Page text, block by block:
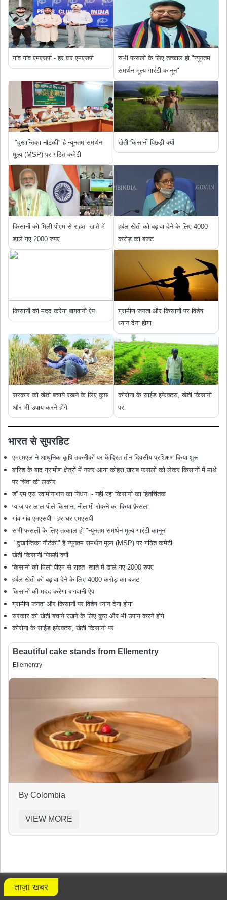
गांव गांव एमएसपी - हर घर एमएसपी
सभी फसलों के लिए तत्काल हो "न्यूनतम
समर्थन मूल्य गारंटी कानून"
"दुखान्तिका नौटंकी" है न्यूनतम समर्थन
मूल्य (MSP) पर गठित कमेटी
खेती किसानी पिछड़ी क्यों
किसानों को मिली पीएम से राहत- खाते में
डाले गए 2000 रुपए
हर्बल खेती को बढ़ावा देने के लिए 4000
करोड़ का बजट
किसानों की मदद करेगा बागवानी ऐप
ग्रामीण जनता और किसानों पर विशेष
ध्यान देना होगा
सरकार को खेती बचाये रखने के लिए कुछ
और भी उपाय करने होंगे
कोरोना के साईड इफेक्टस, खेती किसानी
पर
भारत से सुपरहिट
एमएमएल ने आधुनिक कृषि तकनीकों पर केंद्रित तीन दिवसीय प्रशिक्षण किया शुरू
बारिश के बाद ग्रामीण क्षेत्रों में नजर आया कोहरा,खराब फसलों को लेकर किसानों में माथे
पर चिंता की लकीर
डॉ एम एस स्वामीनाथन का निधन :- नहीं रहा किसानों का हितचिंतक
प्याज़ पर लाल-पीले किसान, नीलामी रोकने का किया फ़ैसला
गांव गांव एमएसपी - हर घर एमएसपी
सभी फसलों के लिए तत्काल हो "न्यूनतम समर्थन मूल्य गारंटी कानून"
"दुखान्तिका नौटंकी" है न्यूनतम समर्थन मूल्य (MSP) पर गठित कमेटी
खेती किसानी पिछड़ी क्यों
किसानों को मिली पीएम से राहत- खाते में डाले गए 2000 रुपए
हर्बल खेती को बढ़ावा देने के लिए 4000 करोड़ का बजट
किसानों की मदद करेगा बागवानी ऐप
ग्रामीण जनता और किसानों पर विशेष ध्यान देना होगा
सरकार को खेती बचाये रखने के लिए कुछ और भी उपाय करने होंगे
कोरोना के साईड इफेक्टस, खेती किसानी पर
Beautiful cake stands from Ellementry
Ellementry
By Colombia
VIEW MORE
ताज़ा खबर